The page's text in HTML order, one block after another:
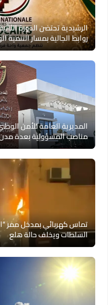
الرشيدية تحتضن الدورة
روابط الجالية بمسار التنمية
مناصب المسؤولية بعدة
تماس كهربائي بمدخل ممر
السلطات ويخلف حالة هلع